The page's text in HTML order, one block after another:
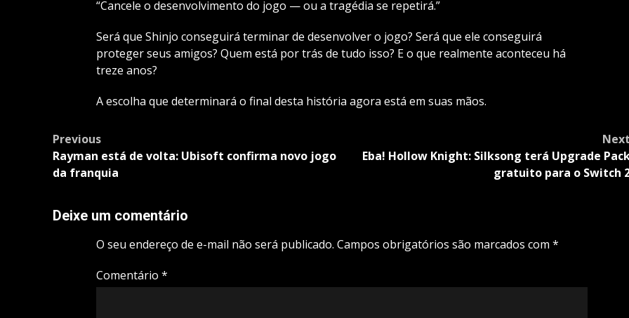
“Cancele o desenvolvimento do jogo — ou a tragédia se repetirá.”
Será que Shinjo conseguirá terminar de desenvolver o jogo? Será que ele conseguirá
proteger seus amigos? Quem está por trás de tudo isso? E o que realmente aconteceu há
treze anos?
A escolha que determinará o final desta história agora está em suas mãos.
Post
navigation
Previous
Rayman está de volta: Ubisoft confirma novo jogo
da franquia
Next
Eba! Hollow Knight: Silksong terá Upgrade
gratuito para o Switch
Deixe um comentário
O seu endereço de e-mail não será publicado. Campos obrigatórios são marcados com *
Comentário *